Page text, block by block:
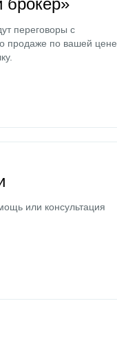
брокер»
переговоры с
продаже по вашей цене
или консультация